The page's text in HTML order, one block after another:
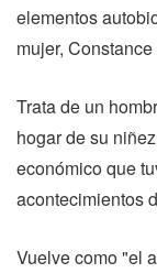
elementos
mujer,
Trata de un
hogar de su
económico que
acontecimientos
Vuelve como "el